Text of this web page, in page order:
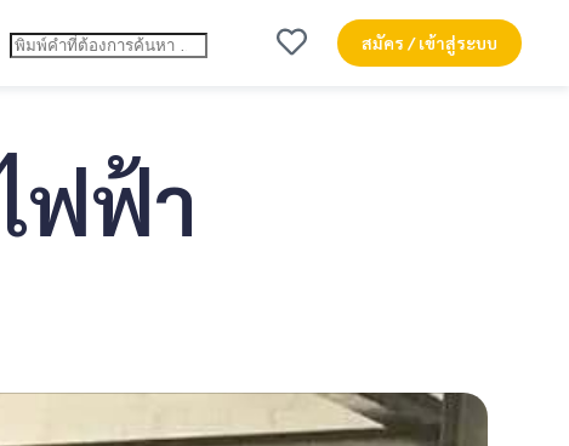
สมัคร / เข้าสู่ระบบ
ฟฟ้า